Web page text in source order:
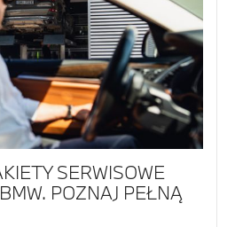
SERWISOWE
POZNAJ PEŁNĄ